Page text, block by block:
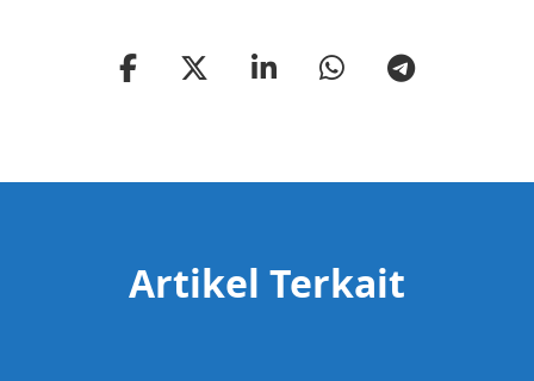
Artikel Terkait